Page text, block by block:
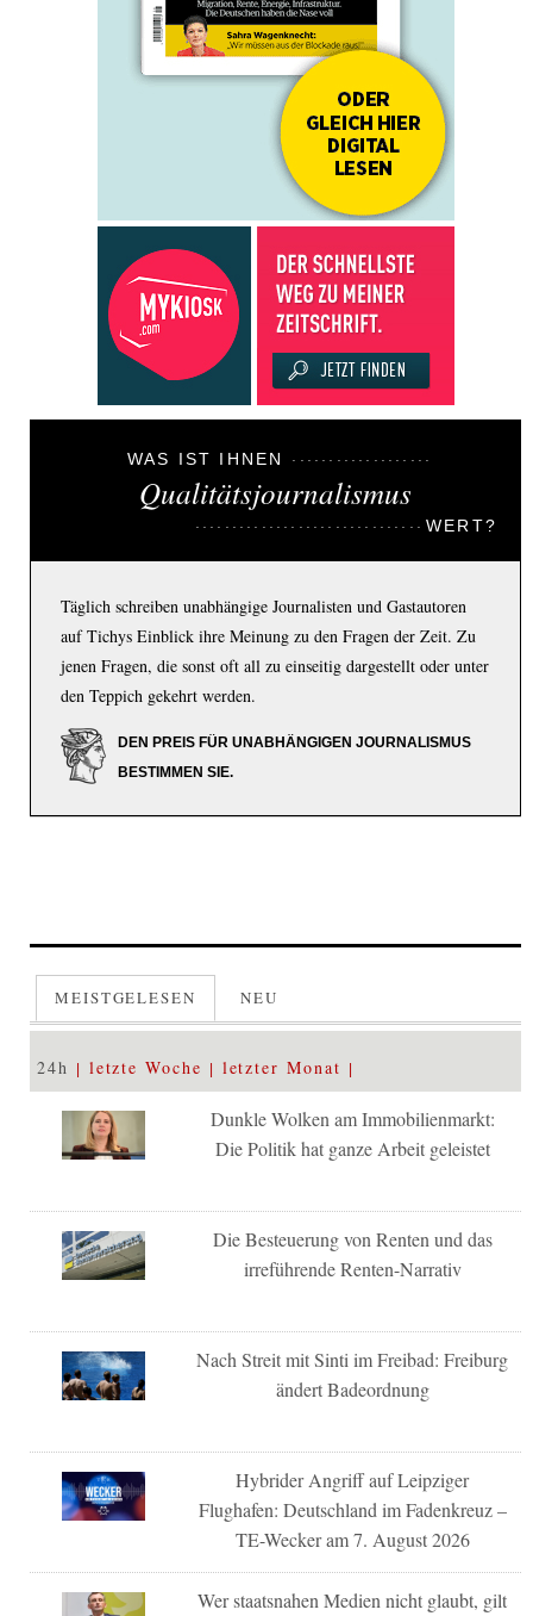
WAS IST IHNEN
Qualitätsjournalismus
WERT?
Täglich schreiben unabhängige Journalisten und Gastautoren
auf Tichys Einblick ihre Meinung zu den Fragen der Zeit. Zu
jenen Fragen, die sonst oft all zu einseitig dargestellt oder unter
den Teppich gekehrt werden.
DEN PREIS FÜR UNABHÄNGIGEN JOURNALISMUS
BESTIMMEN SIE.
MEISTGELESEN NEU
24h letzte Woche letzter Monat
Dunkle Wolken am Immobilienmarkt:
Die Politik hat ganze Arbeit geleistet
Die Besteuerung von Renten und das
irreführende Renten-Narrativ
Nach Streit mit Sinti im Freibad: Freiburg
ändert Badeordnung
Hybrider Angriff auf Leipziger
Flughafen: Deutschland im Fadenkreuz –
TE-Wecker am 7. August 2026
Wer staatsnahen Medien nicht glaubt, gilt